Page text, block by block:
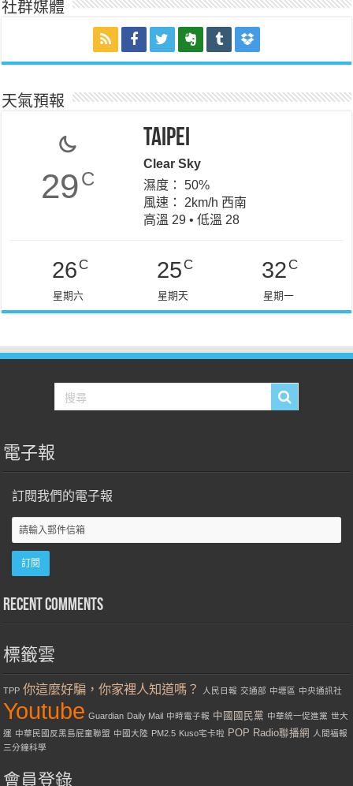
社群媒體
天氣預報
29C
Taipei
Clear Sky
濕度： 50%
風速： 2km/h 西南
高溫 29 • 低溫 28
26 C
星期六
25 C
星期天
32 C
星期一
電子報
訂閱我們的電子報
Recent Comments
標籤雲
TPP 你這麼好騙，你家裡人知道嗎？ 人民日報 交通部 中壢區 中央通訊社
Youtube Guardian Daily Mail 中時電子報 中國國民黨 中華統一促進黨 世大
運 中華民國反黑島屁童聯盟 中國大陸 PM2.5 Kuso宅卡啦 POP Radio聯播網
人間福報
三分鐘科學
會員登錄